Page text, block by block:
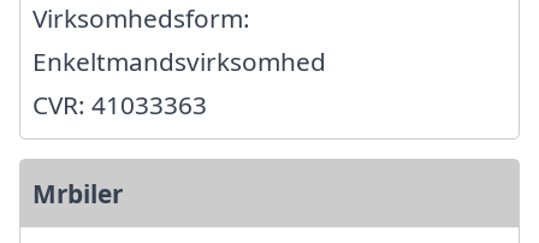
Virksomhedsform:
Enkeltmandsvirksomhed
CVR: 41033363
Mrbiler